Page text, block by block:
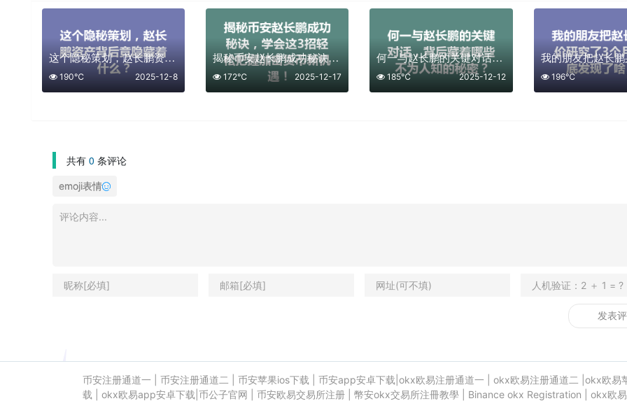
这个隐秘策划，赵长鹏资产背后竟隐藏着什么？
2025-12-8
190℃
揭秘币安赵长鹏成功秘诀，学会这3招轻松把握加密货币新机遇！
2025-12-17
172℃
何一与赵长鹏的关键对话，背后藏着哪些不为人知的秘密？
2025-12-12
185℃ 196℃
共有 0 条评论
emoji表情
币安注册通道一 币安注册通道二 币安苹果ios下载 币安app安卓下载 okx欧易注册通道一 okx欧易注册通道二
okx欧易
载
okx欧易app安卓下载 币公子官网 币安欧易交易所注册| 幣安okx交易所注冊教學| Binance okx Registration okx欧